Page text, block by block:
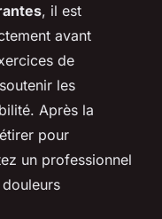
, il est
avant
de
les
Après la
pour
un professionnel